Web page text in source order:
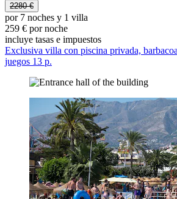
2280 €
por 7 noches y 1 villa
259 € por noche
incluye tasas e impuestos
Exclusiva villa con piscina privada,
juegos 13 p.